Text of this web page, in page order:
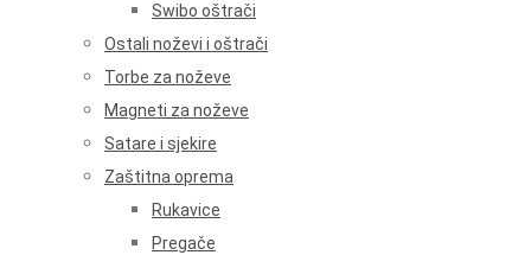
Swibo oštrači
Ostali noževi i oštrači
Torbe za noževe
Magneti za noževe
Satare i sjekire
Zaštitna oprema
Rukavice
Pregače